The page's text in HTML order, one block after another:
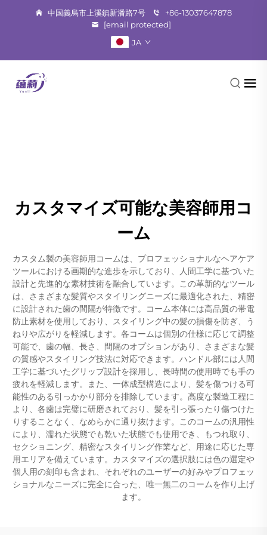
中国義烏市上溪鎮新潘路7号
+86-13037647878
[email protected]
JA
カスタマイズ可能な美容師用コ
ーム
カスタム製の美容師用コームは、プロフェッショナルなヘアケア
ツールにおける画期的な進歩を示しており、人間工学に基づいた
設計と先進的な素材技術を融合しています。この革新的なツール
は、さまざまな髪質やスタイリングニーズに最適化された、精密
に設計された歯の間隔が特徴です。コーム本体には高品質の帯電
防止素材を使用しており、スタイリング中の髪の損傷を防ぎ、う
ねりや広がりを軽減します。各コームは個別の仕様に応じて調整
可能で、歯の幅、長さ、間隔のオプションがあり、さまざまな髪
の質感やスタイリング技法に対応できます。ハンドル部には人間
工学に基づいたグリップ設計を採用し、長時間の使用時でも手の
疲れを軽減します。また、一体成型構造により、髪を傷つける可
能性のある引っかかり部分を排除しています。高度な製造工程に
より、各歯は完璧に研磨されており、髪を引っ張ったり傷つけた
りすることなく、なめらかに通り抜けます。このコームの汎用性
により、濡れた状態でも乾いた状態でも使用でき、もつれ取り、
セクショニング、精密なスタイリング作業など、用途に応じた専
用エリアを備えています。カスタマイズの選択肢には色の選定や
個人用の刻印も含まれ、それぞれのユーザーの好みやプロフェッ
ショナルなニーズに完全に合った、唯一無二のコームを作り上げ
ます。